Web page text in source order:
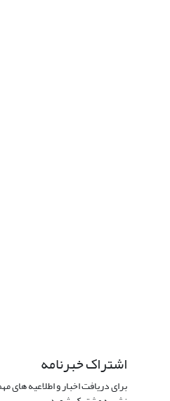
اشتراک خبرنامه
برای دریافت اخبار و اطلاعیه های